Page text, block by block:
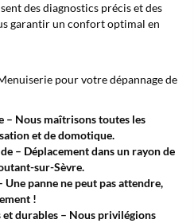
des diagnostics précis et des
garantir un confort optimal en
pour votre dépannage de
– Nous maîtrisons toutes les
et de domotique.
– Déplacement dans un rayon de
sur-Sèvre.
panne ne peut pas attendre,
!
durables – Nous privilégions